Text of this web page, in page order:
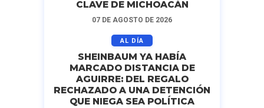
CLAVE DE MICHOACÁN
07 DE AGOSTO DE 2026
AL DÍA
SHEINBAUM YA HABÍA
MARCADO DISTANCIA DE
AGUIRRE: DEL REGALO
RECHAZADO A UNA DETENCIÓN
QUE NIEGA SEA POLÍTICA